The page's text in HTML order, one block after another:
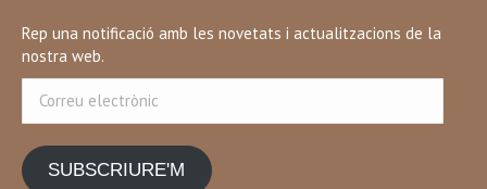
Rep una notificació amb les novetats i actualitzacions de la
nostra web.
electrònic
SUBSCRIURE'M